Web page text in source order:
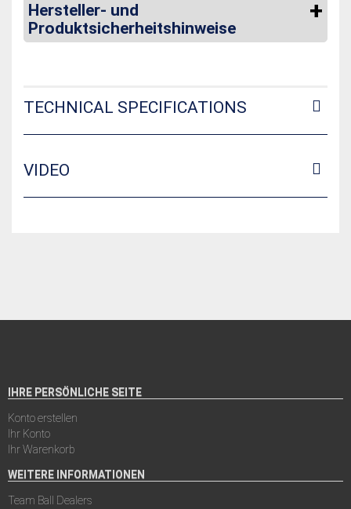
Hersteller- und
Produktsicherheitshinweise
TECHNICAL SPECIFICATIONS
VIDEO
IHRE PERSÖNLICHE SEITE
Konto erstellen
Ihr Konto
Ihr Warenkorb
WEITERE INFORMATIONEN
Team Ball Dealers